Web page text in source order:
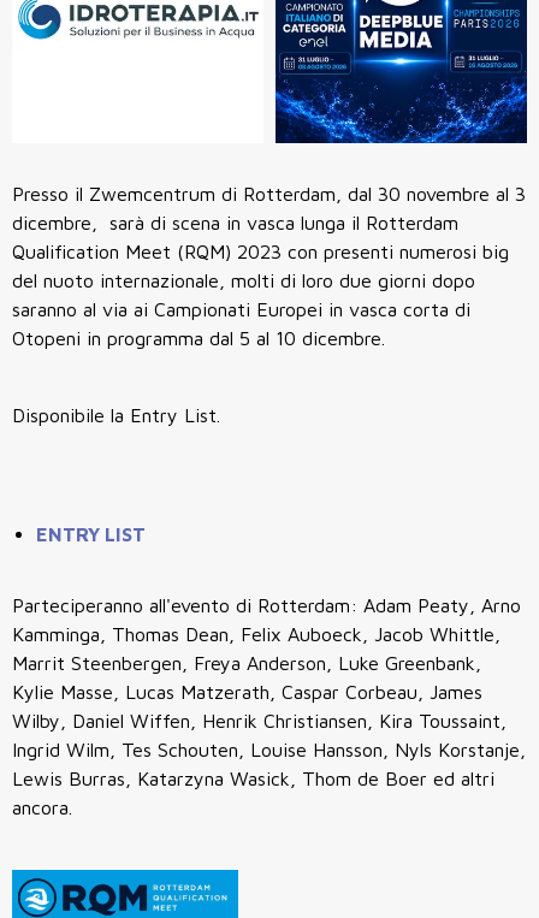
Presso il Zwemcentrum di Rotterdam, dal 30 novembre al 3
dicembre, sarà di scena in vasca lunga il Rotterdam
Qualification Meet (RQM) 2023 con presenti numerosi big
del nuoto internazionale, molti di loro due giorni dopo
saranno al via ai Campionati Europei in vasca corta di
Otopeni in programma dal 5 al 10 dicembre.
Disponibile la Entry List.
ENTRY LIST
Parteciperanno all'evento di Rotterdam: Adam Peaty, Arno
Kamminga, Thomas Dean, Felix Auboeck, Jacob Whittle,
Marrit Steenbergen, Freya Anderson, Luke Greenbank,
Kylie Masse, Lucas Matzerath, Caspar Corbeau, James
Wilby, Daniel Wiffen, Henrik Christiansen, Kira Toussaint,
Ingrid Wilm, Tes Schouten, Louise Hansson, Nyls Korstanje,
Lewis Burras, Katarzyna Wasick, Thom de Boer ed altri
ancora.